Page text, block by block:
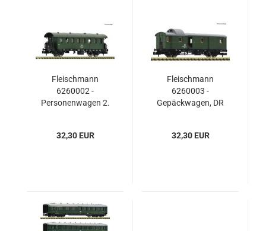
Fleischmann
6260002 -
Personenwagen 2.
32,30 EUR
Fleischmann
6260003 -
Gepäckwagen, DR
32,30 EUR